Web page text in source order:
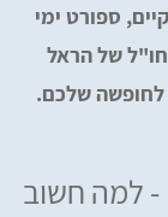
ספורט ימי
של הראל
שלכם.
- למה חשוב